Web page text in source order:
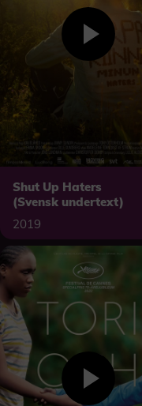
Shut Up Haters
(Svensk undertext)
2019